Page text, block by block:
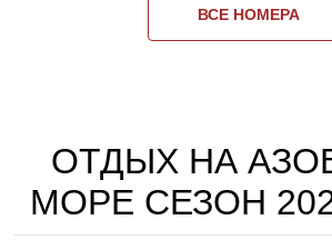
ВСЕ НОМЕРА
ОТДЫХ НА
МОРЕ СЕЗОН